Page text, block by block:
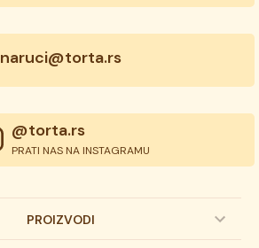
naruci@torta.rs
@torta.rs
PRATI NAS NA INSTAGRAMU
PROIZVODI